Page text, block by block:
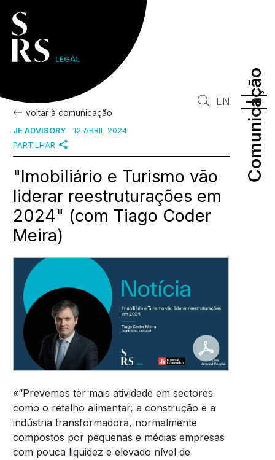
Comunicação
Comunicação
EN
voltar à comunicação
JE ADVISORY
12 ABRIL 2024
PARTILHAR
"Imobiliário e Turismo vão
liderar reestruturações em
2024" (com Tiago Coder
Meira)
«“Prevemos ter mais atividade em sectores
como o retalho alimentar, a construção e a
indústria transformadora, normalmente
compostos por pequenas e médias empresas
com pouca liquidez e elevado nível de